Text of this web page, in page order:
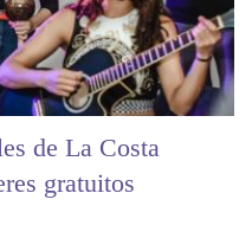
de La Costa
gratuitos